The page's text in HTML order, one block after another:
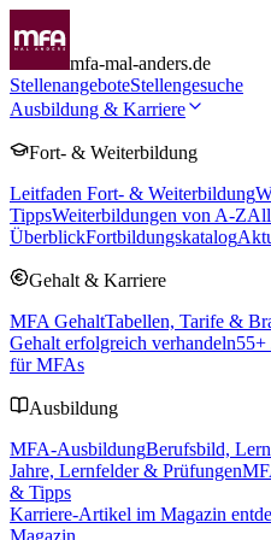
mfa-mal-anders.de
StellenangeboteStellengesuche
Ausbildung & Karriere
Fort- & Weiterbildung
Leitfaden Fort- & Weiterbildung
TippsWeiterbildungen von A-Z
ÜberblickFortbildungskatalog
Gehalt & Karriere
MFA GehaltTabellen, Tarife &
Gehalt erfolgreich verhandeln55+
für MFAs
Ausbildung
MFA-AusbildungBerufsbild,
Jahre, Lernfelder & Prüfungen
& Tipps
Karriere-Artikel im Magazin
Magazin